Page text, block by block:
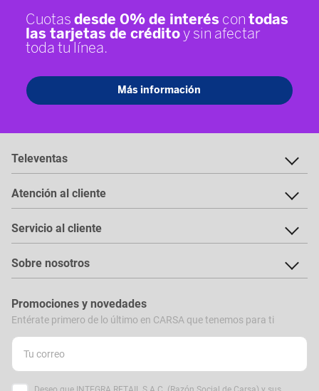
Televentas
Atención al cliente
Servicio al cliente
Sobre nosotros
Promociones y novedades
Entérate primero de lo último en CARSA que tenemos para ti